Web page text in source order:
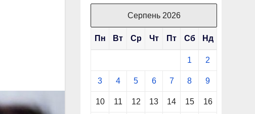
Серпень 2026
Пн Вт Ср Чт Пт Сб Нд
1 2
3 4 5 6 7 8 9
10 11 12 13 14 15 16